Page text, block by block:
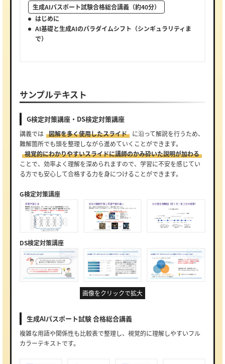
生成AIパスポート試験合格総合講義（約40分）
はじめに
AI基礎と生成AIのパラダイムシフト（シンギュラリティま
で）
サンプルテキスト
G検定対策講座・DS検定対策講座
講義では 図解を多く使用したスライド
に沿って解説を行うため、
難解箇所でも頭を整理しながら進めていくことができます。
視覚的にわかりやすいスライドに講師のかみ砕いた説明が加わる
ことで、効率よく理解を深められますので、学習に不安を感じてい
る方でも安心して合格する力を身につけることができます。
G検定対策講座
DS検定対策講座
画像をクリックで拡大
生成AIパスポート試験 合格総合講義
複雑な用語や関係性も比較表で整理し、視覚的に理解しやすいフル
カラーテキストです。